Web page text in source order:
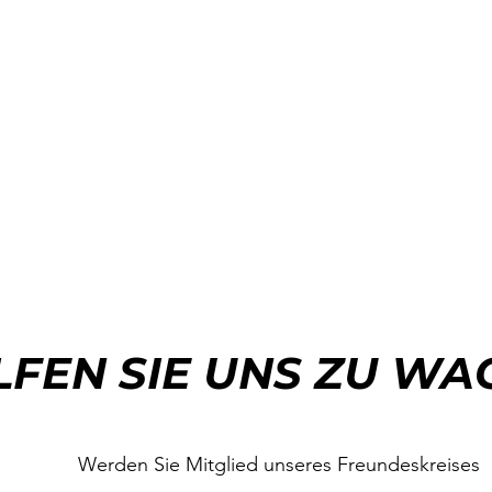
SIE UNS ZU
Werden Sie Mitglied unseres Freundeskreises